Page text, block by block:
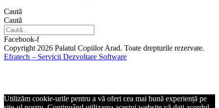
Caută
Caută
Facebook-f
Copyright 2026 Palatul Copiilor Arad. Toate drepturile rezervate.
Efratech – Servicii Dezvoltare Software
Utilizăm cookie-urile pentru a vă oferi cea mai bună experiență pe